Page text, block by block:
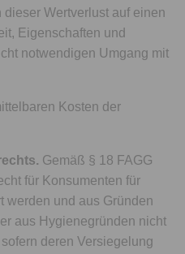
Wertverlust auf einen
Eigenschaften und
notwendigen Umgang mit
Kosten der
Gemäß § 18 FAGG
für Konsumenten für
werden und aus Gründen
aus Hygienegründen nicht
deren Versiegelung